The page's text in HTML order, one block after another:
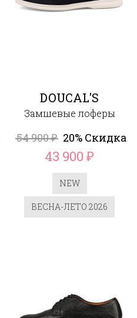
DOUCAL'S
Замшевые лоферы
54 900₽ 20% Скидка
43 900₽
NEW
ВЕСНА-ЛЕТО 2026